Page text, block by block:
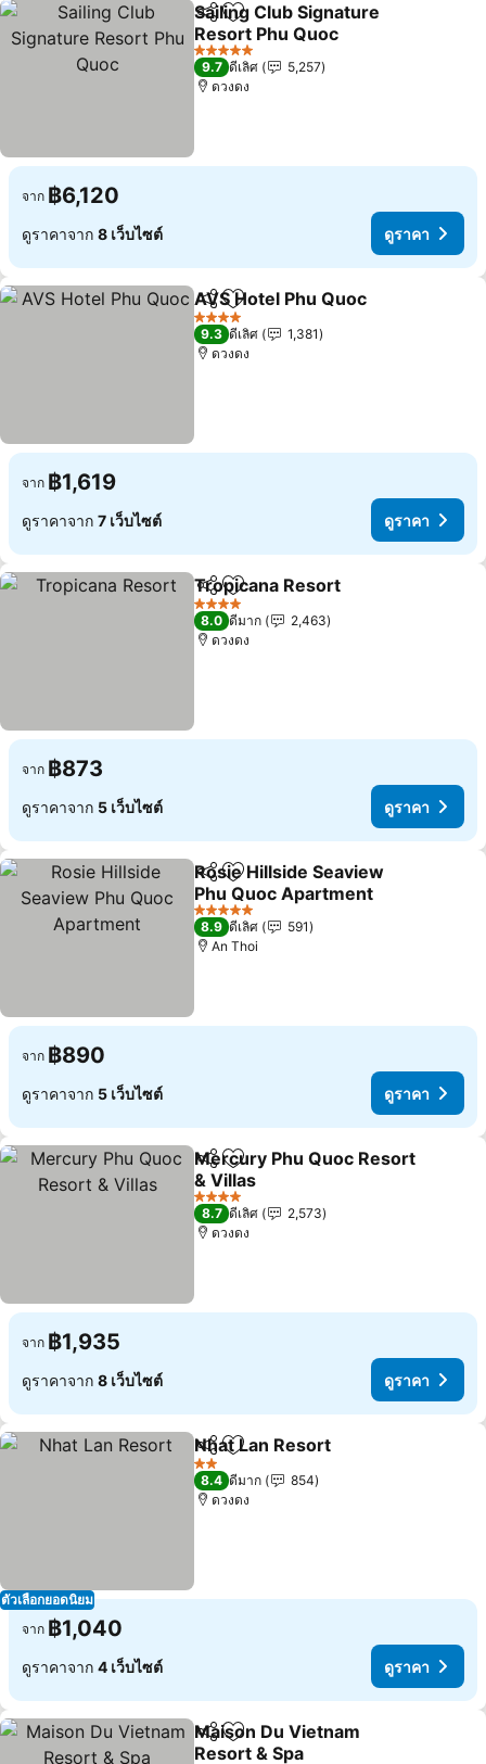
แชร์ เพิ่มในรายการโปรด
Sailing Club Signature
Resort Phu Quoc
5 ดาว
9.7 ดีเลิศ
5,257
ดวงดง
จาก ฿6,120
ดูราคาจาก 8 เว็บไซต์ ดูราคา
แชร์ เพิ่มในรายการโปรด
AVS Hotel Phu Quoc
4 ดาว
9.3 ดีเลิศ
1,381
ดวงดง
จาก ฿1,619
ดูราคาจาก 7 เว็บไซต์ ดูราคา
แชร์ เพิ่มในรายการโปรด
Tropicana Resort
4 ดาว
8.0 ดีมาก
2,463
ดวงดง
จาก ฿873
ดูราคาจาก 5 เว็บไซต์ ดูราคา
แชร์ เพิ่มในรายการโปรด
Rosie Hillside Seaview
Phu Quoc Apartment
5 ดาว
8.9 ดีเลิศ
591
An Thoi
จาก ฿890
ดูราคาจาก 5 เว็บไซต์ ดูราคา
แชร์ เพิ่มในรายการโปรด
Mercury Phu Quoc Resort
& Villas
4 ดาว
8.7 ดีเลิศ
2,573
ดวงดง
จาก ฿1,935
ดูราคาจาก 8 เว็บไซต์ ดูราคา
ตัวเลือกยอดนิยม
แชร์ เพิ่มในรายการโปรด
Nhat Lan Resort
2 ดาว
8.4 ดีมาก
854
ดวงดง
จาก ฿1,040
ดูราคาจาก 4 เว็บไซต์ ดูราคา
แชร์ เพิ่มในรายการโปรด
Maison Du Vietnam
Resort & Spa